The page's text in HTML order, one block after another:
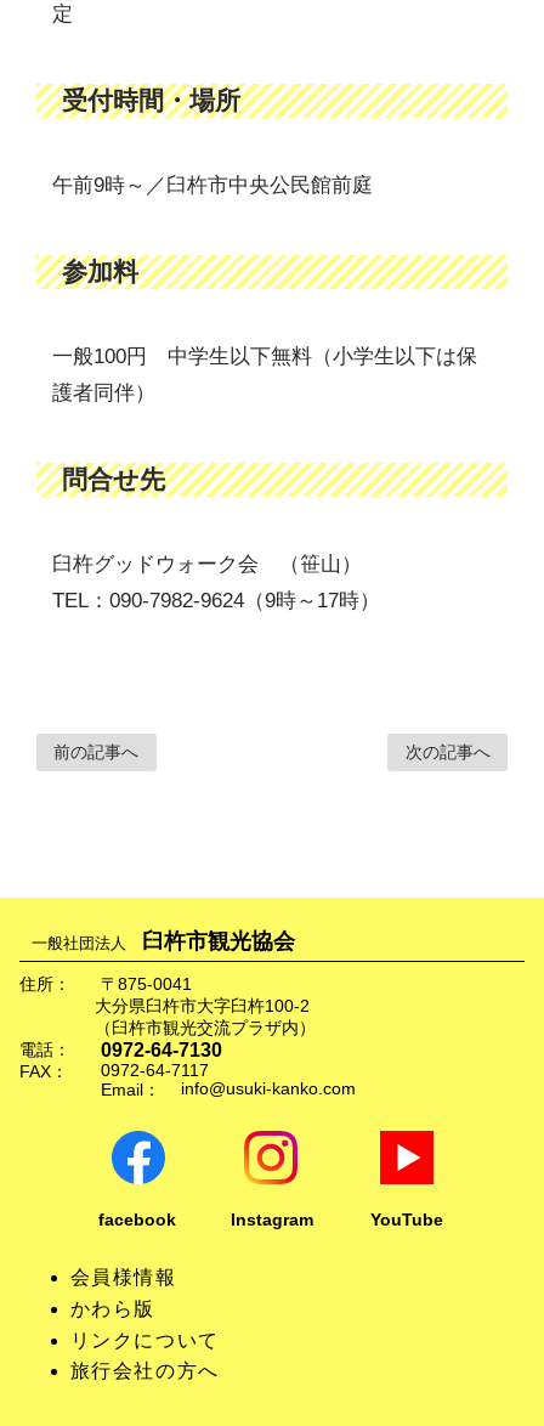
定
受付時間・場所
午前9時～／臼杵市中央公民館前庭
参加料
一般100円 中学生以下無料（小学生以下は保
護者同伴）
問合せ先
臼杵グッドウォーク会 （笹山）
TEL：090-7982-9624（9時～17時）
前の記事へ 次の記事へ
一般社団法人 臼杵市観光協会
住所：
〒875-0041
大分県臼杵市大字臼杵100-2
（臼杵市観光交流プラザ内）
電話：
0972-64-7130
FAX：
0972-64-7117
Email：
info@usuki-kanko.com
facebook Instagram YouTube
会員様情報
かわら版
リンクについて
旅行会社の方へ